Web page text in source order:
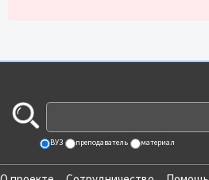
ВУЗ преподаватель материал